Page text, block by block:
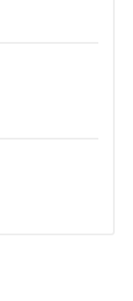
de nuestro
sino